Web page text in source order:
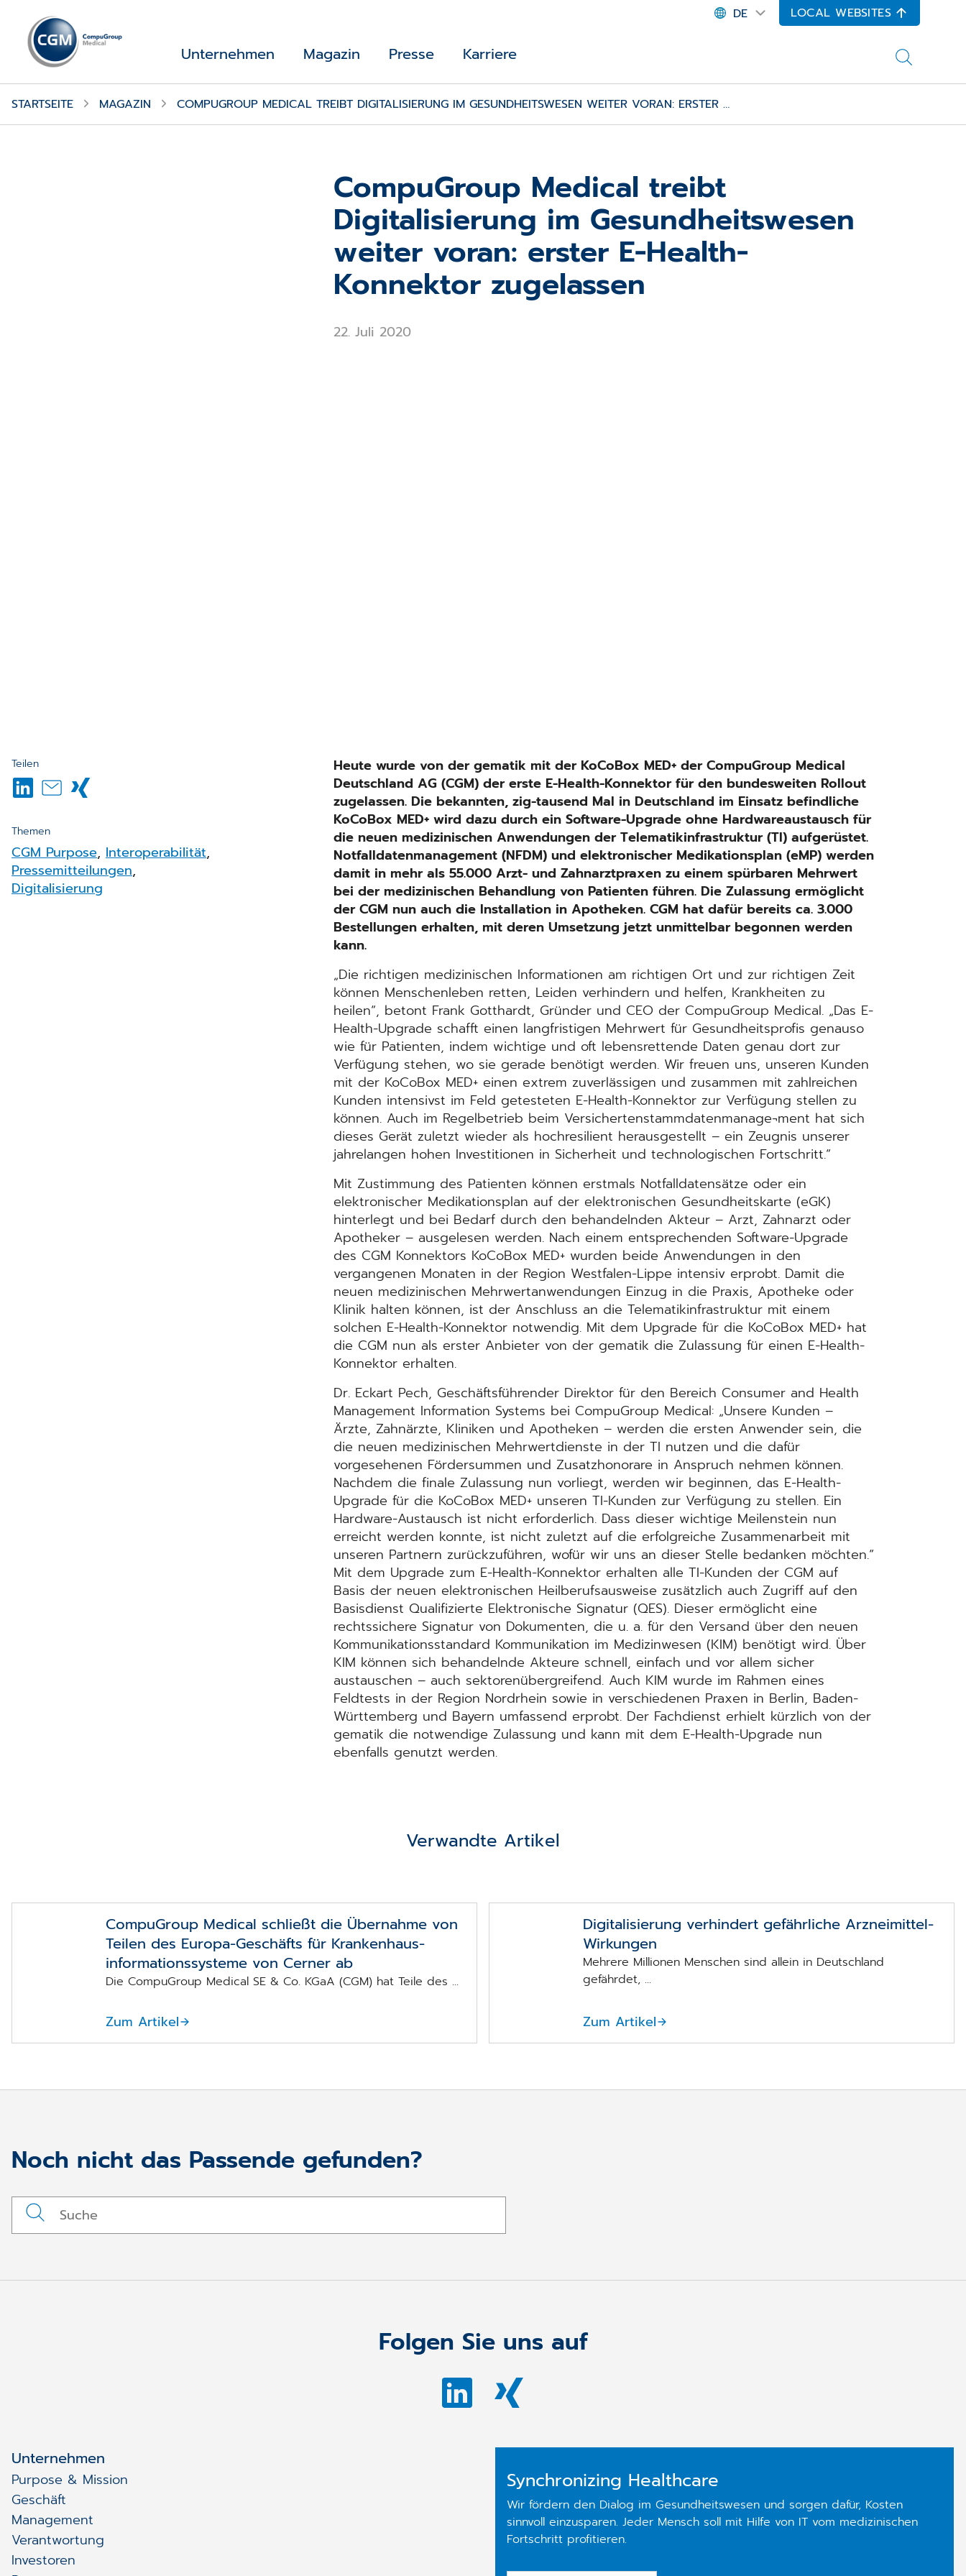
DE LOCAL WEBSITES
Unternehmen Magazin Presse Karriere
STARTSEITE MAGAZIN COMPUGROUP MEDICAL TREIBT DIGITALISIERUNG IM GESUNDHEITS­WESEN WEITER VORAN: ERSTER …
CompuGroup Medical treibt
Digitalisierung im Gesundheits­wesen
weiter voran: erster E-Health-
Konnektor zugelassen
22. Juli 2020
Teilen
Themen
CGM Purpose, Interoperabilität,
Pressemitteilungen,
Digitalisierung
Heute wurde von der gematik mit der KoCoBox MED+ der CompuGroup Medical
Deutschland AG (CGM) der erste E-Health-Konnektor für den bundesweiten Rollout
zugelassen. Die bekannten, zig-tausend Mal in Deutschland im Einsatz befindliche
KoCoBox MED+ wird dazu durch ein Software-Upgrade ohne Hardwareaustausch für
die neuen medizinischen Anwendungen der Telematikinfrastruktur (TI) aufgerüstet.
Notfalldatenmanagement (NFDM) und elektronischer Medikationsplan (eMP) werden
damit in mehr als 55.000 Arzt- und Zahnarztpraxen zu einem spürbaren Mehrwert
bei der medizinischen Behandlung von Patienten führen. Die Zulassung ermöglicht
der CGM nun auch die Installation in Apotheken. CGM hat dafür bereits ca. 3.000
Bestellungen erhalten, mit deren Umsetzung jetzt unmittelbar begonnen werden
kann.
„Die richtigen medizinischen Informationen am richtigen Ort und zur richtigen Zeit
können Menschenleben retten, Leiden verhindern und helfen, Krankheiten zu
heilen“, betont Frank Gotthardt, Gründer und CEO der CompuGroup Medical. „Das E-
Health-Upgrade schafft einen langfristigen Mehrwert für Gesundheitsprofis genauso
wie für Patienten, indem wichtige und oft lebensrettende Daten genau dort zur
Verfügung stehen, wo sie gerade benötigt werden. Wir freuen uns, unseren Kunden
mit der KoCoBox MED+ einen extrem zuverlässigen und zusammen mit zahlreichen
Kunden intensivst im Feld getesteten E-Health-Konnektor zur Verfügung stellen zu
können. Auch im Regelbetrieb beim Versichertenstammdatenmanage¬ment hat sich
dieses Gerät zuletzt wieder als hochresilient herausgestellt – ein Zeugnis unserer
jahrelangen hohen Investitionen in Sicherheit und technologischen Fortschritt.“
Mit Zustimmung des Patienten können erstmals Notfalldatensätze oder ein
elektronischer Medikationsplan auf der elektronischen Gesundheitskarte (eGK)
hinterlegt und bei Bedarf durch den behandelnden Akteur – Arzt, Zahnarzt oder
Apotheker – ausgelesen werden. Nach einem entsprechenden Software-Upgrade
des CGM Konnektors KoCoBox MED+ wurden beide Anwendungen in den
vergangenen Monaten in der Region Westfalen-Lippe intensiv erprobt. Damit die
neuen medizinischen Mehrwertanwendungen Einzug in die Praxis, Apotheke oder
Klinik halten können, ist der Anschluss an die Telematikinfrastruktur mit einem
solchen E-Health-Konnektor notwendig. Mit dem Upgrade für die KoCoBox MED+ hat
die CGM nun als erster Anbieter von der gematik die Zulassung für einen E-Health-
Konnektor erhalten.
Dr. Eckart Pech, Geschäftsführender Direktor für den Bereich Consumer and Health
Management Information Systems bei CompuGroup Medical: „Unsere Kunden –
Ärzte, Zahnärzte, Kliniken und Apotheken – werden die ersten Anwender sein, die
die neuen medizinischen Mehrwertdienste in der TI nutzen und die dafür
vorgesehenen Fördersummen und Zusatzhonorare in Anspruch nehmen können.
Nachdem die finale Zulassung nun vorliegt, werden wir beginnen, das E-Health-
Upgrade für die KoCoBox MED+ unseren TI-Kunden zur Verfügung zu stellen. Ein
Hardware-Austausch ist nicht erforderlich. Dass dieser wichtige Meilenstein nun
erreicht werden konnte, ist nicht zuletzt auf die erfolgreiche Zusammenarbeit mit
unseren Partnern zurückzuführen, wofür wir uns an dieser Stelle bedanken möchten.“
Mit dem Upgrade zum E-Health-Konnektor erhalten alle TI-Kunden der CGM auf
Basis der neuen elektronischen Heilberufsausweise zusätzlich auch Zugriff auf den
Basisdienst Qualifizierte Elektronische Signatur (QES). Dieser ermöglicht eine
rechtssichere Signatur von Dokumenten, die u. a. für den Versand über den neuen
Kommunikationsstandard Kommunikation im Medizinwesen (KIM) benötigt wird. Über
KIM können sich behandelnde Akteure schnell, einfach und vor allem sicher
austauschen – auch sektorenübergreifend. Auch KIM wurde im Rahmen eines
Feldtests in der Region Nordrhein sowie in verschiedenen Praxen in Berlin, Baden-
Württemberg und Bayern umfassend erprobt. Der Fachdienst erhielt kürzlich von der
gematik die notwendige Zulassung und kann mit dem E-Health-Upgrade nun
ebenfalls genutzt werden.
Verwandte Artikel
CompuGroup Medical schließt die Übernahme von
Teilen des Europa-Geschäfts für Krankenhaus­
informations­systeme von Cerner ab
Die CompuGroup Medical SE & Co. KGaA (CGM) hat Teile des ...
Zum Artikel
Digitalisierung verhindert gefährliche Arznei­mittel-
Wirkungen
Mehrere Millionen Menschen sind allein in Deutschland
gefährdet, ...
Zum Artikel
Noch nicht das Passende gefunden?
Folgen Sie uns auf
Unternehmen
Purpose & Mission
Geschäft
Management
Verantwortung
Investoren
Synchronizing Healthcare
Wir fördern den Dialog im Gesundheitswesen und sorgen dafür, Kosten
sinnvoll einzusparen. Jeder Mensch soll mit Hilfe von IT vom medizinischen
Fortschritt profitieren.